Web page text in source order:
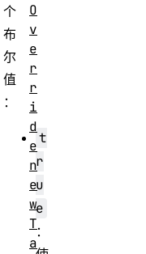
个
布
尔
值
：
t
r
u
e
：
O
v
e
r
r
i
d
e
n
e
w
T
a